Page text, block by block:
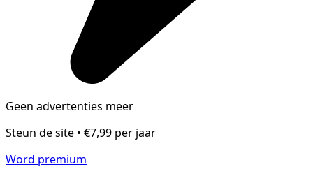
Geen advertenties meer
Steun de site • €7,99 per jaar
Word premium